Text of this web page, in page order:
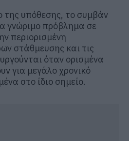
της υπόθεσης, το συμβάν
γνώριμο πρόβλημα σε
περιορισμένη
στάθμευσης και τις
όταν ορισμένα
για μεγάλο χρονικό
στο ίδιο σημείο.